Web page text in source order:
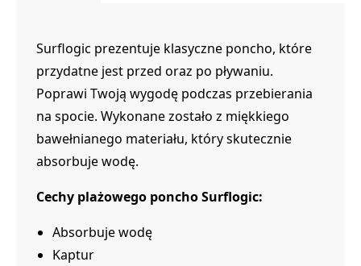
Surflogic prezentuje klasyczne poncho, które
przydatne jest przed oraz po pływaniu.
Poprawi Twoją wygodę podczas przebierania
na spocie. Wykonane zostało z miękkiego
bawełnianego materiału, który skutecznie
absorbuje wodę.
Cechy plażowego poncho Surflogic:
Absorbuje wodę
Kaptur